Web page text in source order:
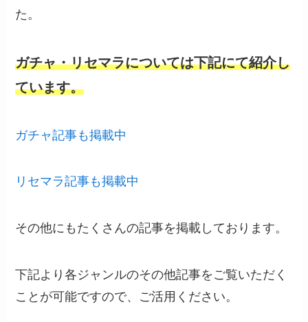
た。
ガチャ・リセマラについては下記にて紹介し
ています。
ガチャ記事も掲載中
リセマラ記事も掲載中
その他にもたくさんの記事を掲載しております。
下記より各ジャンルのその他記事をご覧いただく
ことが可能ですので、ご活用ください。